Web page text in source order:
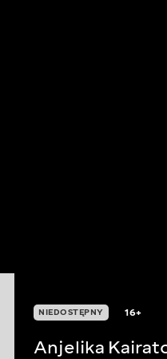
NIEDOSTĘPNY 16+
Anjelika